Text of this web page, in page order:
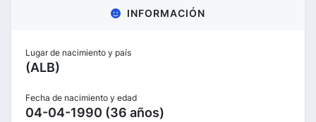
INFORMACIÓN
Lugar de nacimiento y país
(ALB)
Fecha de nacimiento y edad
04-04-1990 (36 años)